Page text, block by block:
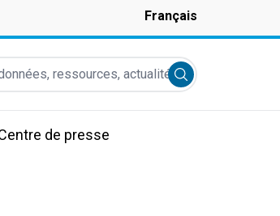
Français
ressources, actualités et autres
Submit search
de presse